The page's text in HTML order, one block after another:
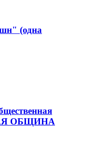
(одна
ОБЩИНА